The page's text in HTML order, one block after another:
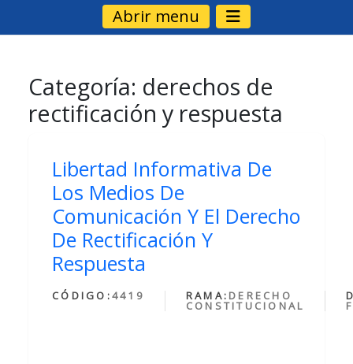
Abrir menu
Categoría: derechos de
rectificación y respuesta
Libertad Informativa De
Los Medios De
Comunicación Y El Derecho
De Rectificación Y
Respuesta
CÓDIGO:4419 RAMA: DERECHO
CONSTITUCIONAL